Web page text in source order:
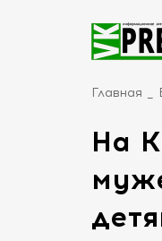
Главная
На